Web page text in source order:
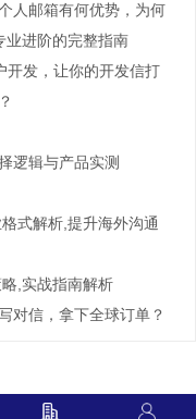
人邮箱有何优势，为何
业进阶的完整指南
开发，让你的开发信打
逻辑与产品实测
式解析,提升海外沟通
,实战指南解析
对信，拿下全球订单？